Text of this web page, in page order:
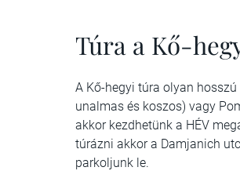
Túra a Kő-
A Kő-hegyi túra olyan
unalmas és koszos) vagy
akkor kezdhetünk a HÉV
túrázni akkor a Damjanich
parkoljunk le.